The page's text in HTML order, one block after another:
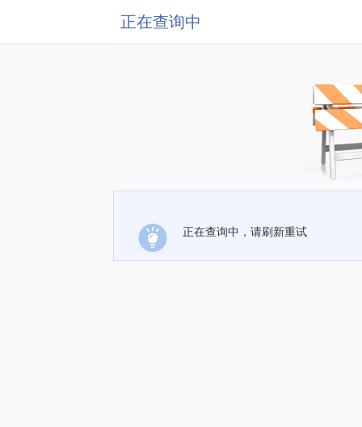
正在查询中
正在查询中，请刷新重试